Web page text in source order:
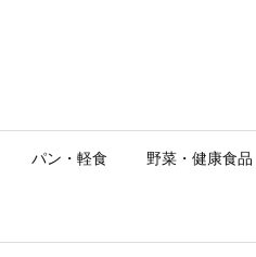
パン・軽食 野菜・健康食品